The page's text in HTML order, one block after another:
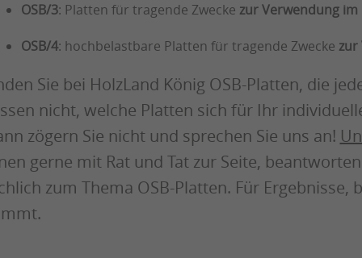
OSB/3: Platten für tragende Zwecke zur Verwendung
OSB/4: hochbelastbare Platten für tragende Zwecke zur
Sie bei HolzLand König OSB-Platten, die
nicht, welche Platten sich für Ihr
zögern Sie nicht und sprechen Sie uns an!
gerne mit Rat und Tat zur Seite,
zum Thema OSB-Platten. Für Ergebnisse,